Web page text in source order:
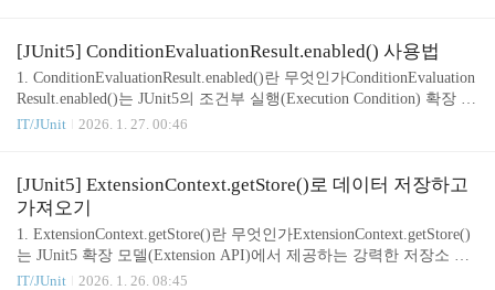
를 아예 실행하지 않고 건너뛰기 처리한다.즉,enabled() → 테스트 실
행disabled() → 테스트 스킵이처럼 실행 여부를 테스트 시작 전 단계
에서 제어할 수 있기 때문에,실행 조건이 명확한 테스트 환경에서 매
우 유용하다. 2. 기본 사용 형태Condit..
[JUnit5] ConditionEvaluationResult.enabled() 사용법
1. ConditionEvaluationResult.enabled()란 무엇인가ConditionEvaluation
Result.enabled()는 JUnit5의 조건부 실행(Execution Condition) 확장 기
능에서 사용되는 메서드로,특정 조건을 만족해 테스트를 실행해야
이 조건을 평가해 “실행(enabled)” 또는 “비활성(disabled)” 여부를 결
정한다.즉, enabled()는 “이 조건에서는 테스트를 실행해도 된다”라
는 신호를 JUnit 플랫폼에 전달하는 역할을 한다. 2. 기본 사용 형태C
onditionEvaluation..
IT/JUnit 2026. 1. 27. 00:46
[JUnit5] ExtensionContext.getStore()로 데이터 저장하고
가져오기
1. ExtensionContext.getStore()란 무엇인가ExtensionContext.getStore()
는 JUnit5 확장 모델(Extension API)에서 제공하는 강력한 저장소 기
능으로,확장(Extension) 내부에서 테스트 실행 중 데이터를 보관하고
IT/JUnit 2026. 1. 26. 08:45